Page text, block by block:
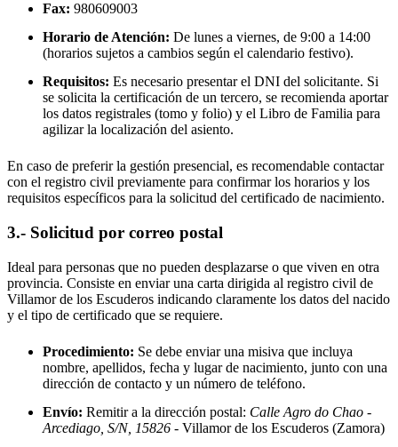
Fax: 980609003
Horario de Atención: De lunes a viernes, de 9:00 a 14:00
(horarios sujetos a cambios según el calendario festivo).
Requisitos: Es necesario presentar el DNI del solicitante. Si
se solicita la certificación de un tercero, se recomienda aportar
los datos registrales (tomo y folio) y el Libro de Familia para
agilizar la localización del asiento.
En caso de preferir la gestión presencial, es recomendable contactar
con el registro civil previamente para confirmar los horarios y los
requisitos específicos para la solicitud del certificado de nacimiento.
3.- Solicitud por correo postal
Ideal para personas que no pueden desplazarse o que viven en otra
provincia. Consiste en enviar una carta dirigida al registro civil de
Villamor de los Escuderos indicando claramente los datos del nacido
y el tipo de certificado que se requiere.
Procedimiento: Se debe enviar una misiva que incluya
nombre, apellidos, fecha y lugar de nacimiento, junto con una
dirección de contacto y un número de teléfono.
Envío: Remitir a la dirección postal: Calle Agro do Chao -
Arcediago, S/N, 15826 - Villamor de los Escuderos (Zamora)